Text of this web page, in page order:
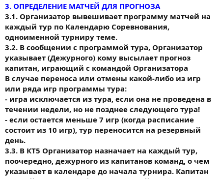
3. ОПРЕДЕЛЕНИЕ МАТЧЕЙ ДЛЯ ПРОГНОЗА
3.1. Организатор вывешивает программу матчей на
каждый тур по Календарю Соревнования,
одноименной турниру теме.
3.2. В сообщении с программой тура, Организатор
указывает (Дежурного) кому высылает прогноз
капитан, играющий с командой Организатора
В случае переноса или отмены какой-либо из игр
или ряда игр программы тура:
- игра исключается из тура, если она не проведена в
течении недели, но не позднее следующего тура!
- если остается меньше 7 игр (когда расписание
состоит из 10 игр), тур переносится на резервный
день.
3.3. В КТ5 Организатор назначает на каждый тур,
поочередно, дежурного из капитанов команд, о чем
указывает в календаре до начала турнира. Капитан